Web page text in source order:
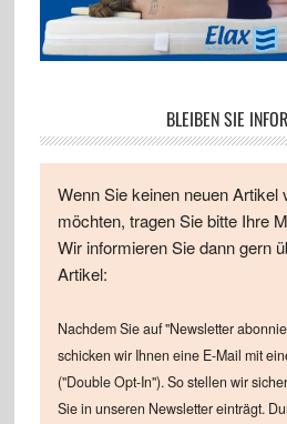
BLEIBEN SIE
Wenn Sie keinen neuen Artikel
möchten, tragen Sie bitte Ihre
Wir informieren Sie dann gern
Artikel:
Nachdem Sie auf "Newsletter
schicken wir Ihnen eine E-Mail mit
("Double Opt-In"). So stellen wir
Sie in unseren Newsletter einträgt.